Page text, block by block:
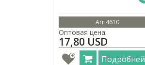
Arr 4610
Оптовая цена:
17,80 USD
Подробней